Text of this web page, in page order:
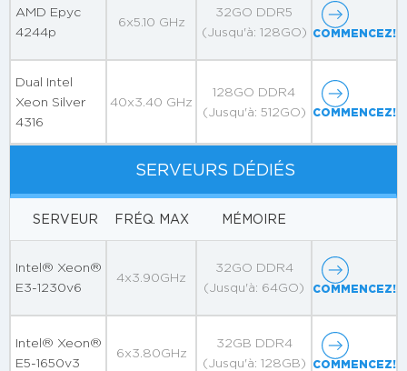
AMD Epyc
4244p
6x5.10 GHz
32GO DDR5
(Jusqu'à: 128GO)
COMMENCEZ!
Dual Intel
Xeon Silver
4316
40x3.40 GHz
128GO DDR4
(Jusqu'à: 512GO)
COMMENCEZ!
SERVEURS DÉDIÉS
SERVEUR FRÉQ. MAX MÉMOIRE
Intel® Xeon®
E3-1230v6
4x3.90GHz
32GO DDR4
(Jusqu'à: 64GO)
COMMENCEZ!
Intel® Xeon®
E5-1650v3
6x3.80GHz
32GB DDR4
(Jusqu'à: 128GB)
COMMENCEZ!